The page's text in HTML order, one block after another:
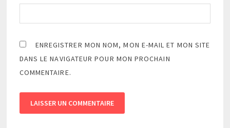
ENREGISTRER MON NOM, MON E-MAIL ET MON SITE
DANS LE NAVIGATEUR POUR MON PROCHAIN
COMMENTAIRE.